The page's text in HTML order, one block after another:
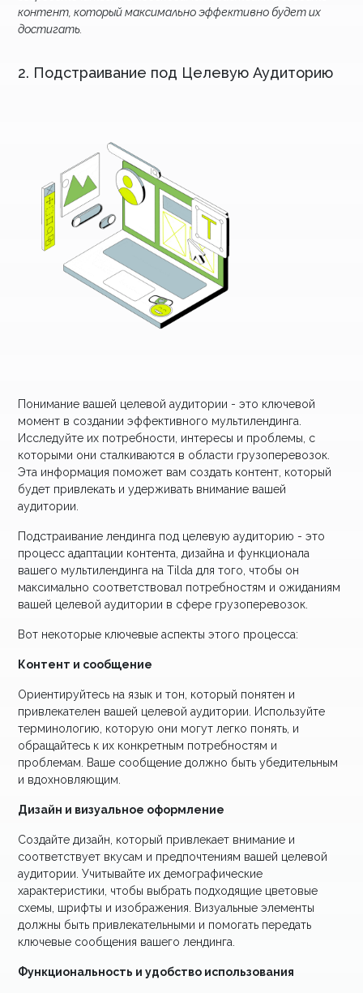
контент, который максимально эффективно будет их
достигать.
2. Подстраивание под Целевую Аудиторию
Понимание вашей целевой аудитории - это ключевой
момент в создании эффективного мультилендинга.
Исследуйте их потребности, интересы и проблемы, с
которыми они сталкиваются в области грузоперевозок.
Эта информация поможет вам создать контент, который
будет привлекать и удерживать внимание вашей
аудитории.
Подстраивание лендинга под целевую аудиторию - это
процесс адаптации контента, дизайна и функционала
вашего мультилендинга на Tilda для того, чтобы он
максимально соответствовал потребностям и ожиданиям
вашей целевой аудитории в сфере грузоперевозок.
Вот некоторые ключевые аспекты этого процесса:
Контент и сообщение
Ориентируйтесь на язык и тон, который понятен и
привлекателен вашей целевой аудитории. Используйте
терминологию, которую они могут легко понять, и
обращайтесь к их конкретным потребностям и
проблемам. Ваше сообщение должно быть убедительным
и вдохновляющим.
Дизайн и визуальное оформление
Создайте дизайн, который привлекает внимание и
соответствует вкусам и предпочтениям вашей целевой
аудитории. Учитывайте их демографические
характеристики, чтобы выбрать подходящие цветовые
схемы, шрифты и изображения. Визуальные элементы
должны быть привлекательными и помогать передать
ключевые сообщения вашего лендинга.
Функциональность и удобство использования